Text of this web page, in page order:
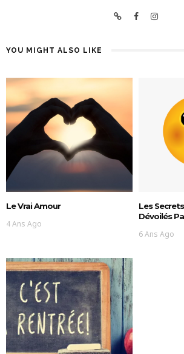
YOU MIGHT ALSO LIKE
Le Vrai Amour
4 Ans Ago
Les
Dévoilés
6 Ans Ago